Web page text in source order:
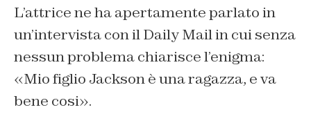
L’attrice ne ha apertamente parlato in
un’intervista con il Daily Mail in cui senza
nessun problema chiarisce l’enigma:
«Mio figlio Jackson è una ragazza, e va
bene cosi».